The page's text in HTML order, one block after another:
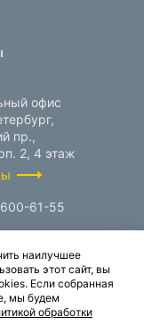
офис
пр.,
2, 4 этаж
61-55
наилучшее
этот сайт, вы
Если собранная
мы будем
обработки